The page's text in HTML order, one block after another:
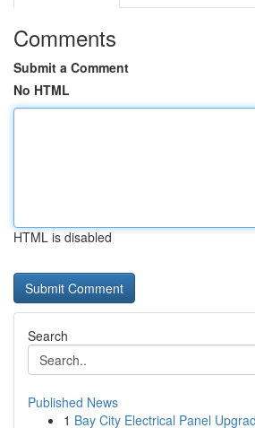
Comments
Submit a Comment
No HTML
HTML is disabled
Search
Published News
1 Bay City Electrical Panel